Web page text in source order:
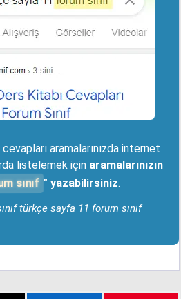
aramalarınızda internet
listelemek için aramalarınızın
sınıf " yazabilirsiniz.
türkçe sayfa 11 forum sınıf